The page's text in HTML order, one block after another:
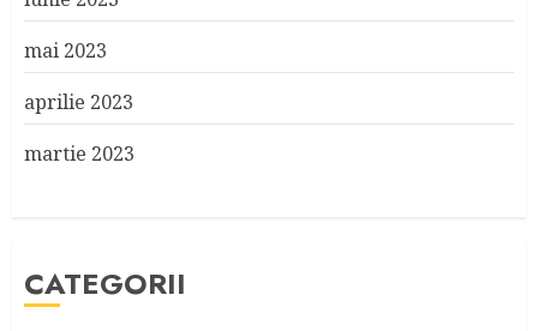
mai 2023
aprilie 2023
martie 2023
CATEGORII